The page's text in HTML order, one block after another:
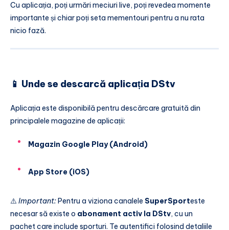
Cu aplicația, poți urmări meciuri live, poți revedea momente
importante și chiar poți seta mementouri pentru a nu rata
nicio fază.
📱 Unde se descarcă aplicația DStv
Aplicația este disponibilă pentru descărcare gratuită din
principalele magazine de aplicații:
Magazin Google Play (Android)
App Store (iOS)
⚠️ Important:Pentru a viziona canalele SuperSporteste
necesar să existe o abonament activ la DStv, cu un
pachet care include sporturi. Te autentifici folosind detaliile